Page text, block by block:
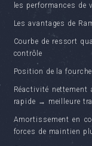
les performances de
Les avantages de
Courbe de ressort
contrôle
Position de la
Réactivité
rapide → meilleure
Amortissement en
forces de maintien